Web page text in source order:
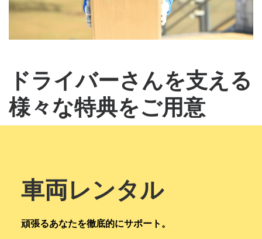
ドライバーさんを支える
様々な特典をご用意
車両レンタル
頑張るあなたを徹底的にサポート。